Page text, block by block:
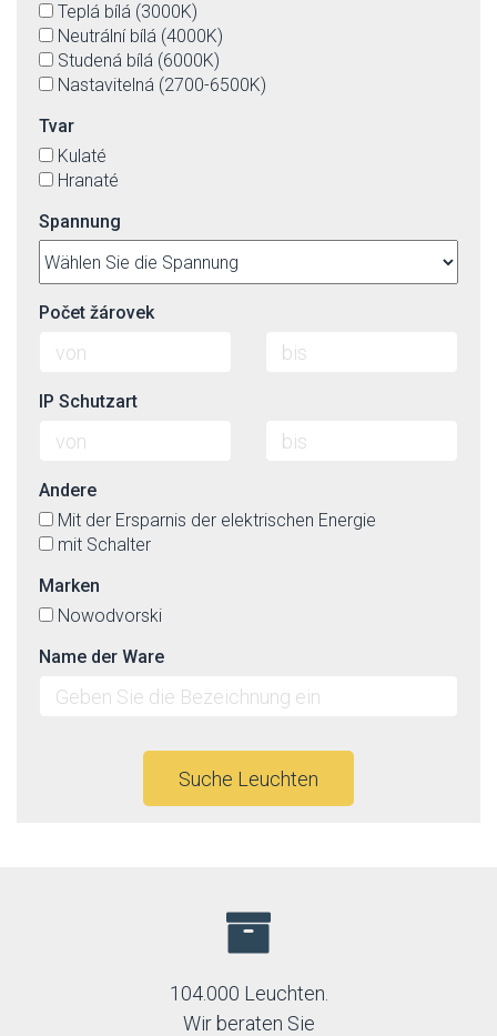
Teplá bílá (3000K)
Neutrální bílá (4000K)
Studená bílá (6000K)
Nastavitelná (2700-6500K)
Tvar
Kulaté
Hranaté
Spannung
Počet žárovek
IP Schutzart
Andere
Mit der Ersparnis der elektrischen Energie
mit Schalter
Marken
Nowodvorski
Name der Ware
Suche Leuchten
104.000 Leuchten.
Wir beraten Sie